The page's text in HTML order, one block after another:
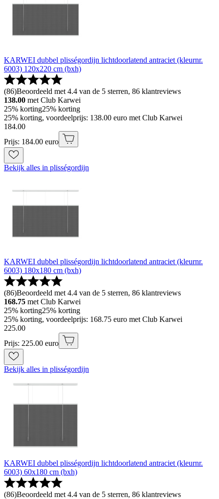
KARWEI dubbel plisségordijn lichtdoorlatend antraciet (kleurnr.
6003) 120x220 cm (bxh)
(86)Beoordeeld met 4.4 van de 5 sterren, 86 klantreviews
138.00 met Club Karwei
25% korting25% korting
25% korting, voordeelprijs: 138.00 euro met Club Karwei
184.00
Prijs: 184.00 euro
Bekijk alles in plisségordijn
KARWEI dubbel plisségordijn lichtdoorlatend antraciet (kleurnr.
6003) 180x180 cm (bxh)
(86)Beoordeeld met 4.4 van de 5 sterren, 86 klantreviews
168.75 met Club Karwei
25% korting25% korting
25% korting, voordeelprijs: 168.75 euro met Club Karwei
225.00
Prijs: 225.00 euro
Bekijk alles in plisségordijn
KARWEI dubbel plisségordijn lichtdoorlatend antraciet (kleurnr.
6003) 60x180 cm (bxh)
(86)Beoordeeld met 4.4 van de 5 sterren, 86 klantreviews